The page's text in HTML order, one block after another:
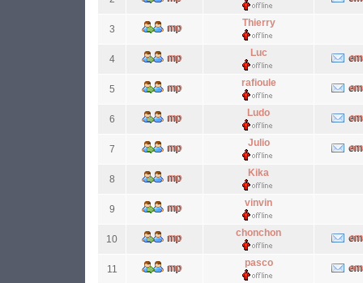
3
Thierry
4
Luc
5
rafioule
6
Ludo
7
Julio
8
Kika
9
vinvin
10
chonchon
11
pasco